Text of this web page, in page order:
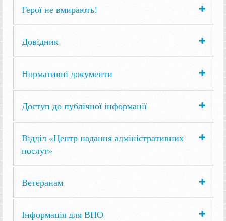
Герої не вмирають!
Довідник
Нормативні документи
Доступ до публічної інформації
Відділ «Центр надання адміністративних
послуг»
Ветеранам
Інформація для ВПО